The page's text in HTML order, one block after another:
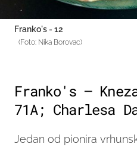
Franko's - 12
(Foto: Nika Borovac)
Franko's –
71A; Charlesa
Jedan od pionira